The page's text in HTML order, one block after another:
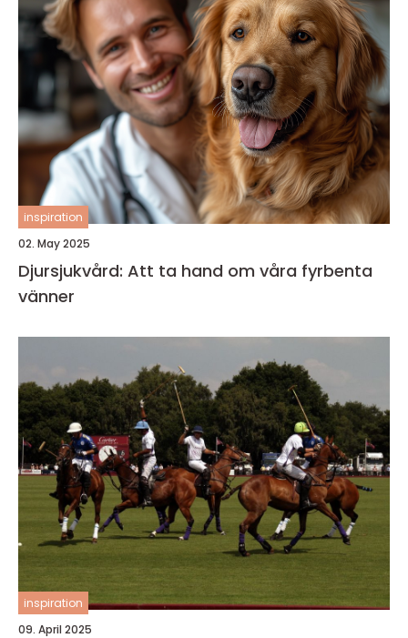
inspiration
02. May 2025
Djursjukvård: Att ta hand om våra fyrbenta
vänner
inspiration
09. April 2025